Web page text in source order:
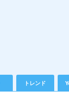
トレンド